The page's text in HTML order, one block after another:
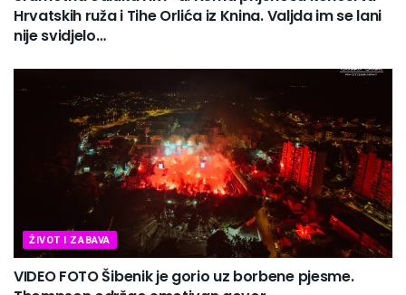
Hrvatskih ruža i Tihe Orlića iz Knina. Valjda im se lani
nije svidjelo…
ŽIVOT I ZABAVA
VIDEO FOTO Šibenik je gorio uz borbene pjesme.